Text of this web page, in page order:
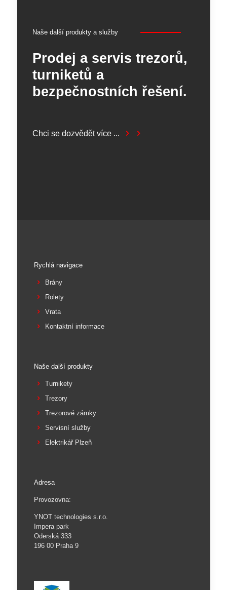
Naše další produkty a služby
Prodej a servis trezorů,
turniketů a
bezpečnostních řešení.
Chci se dozvědět více ...
Rychlá navigace
Brány
Rolety
Vrata
Kontaktní informace
Naše další produkty
Turnikety
Trezory
Trezorové zámky
Servisní služby
Elektrikář Plzeň
Adresa
Provozovna:
YNOT technologies s.r.o.
Impera park
Oderská 333
196 00 Praha 9